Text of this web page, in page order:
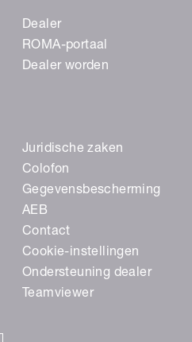
Dealer
ROMA-portaal
Dealer worden
Juridische zaken
Colofon
Gegevensbescherming
AEB
Contact
Cookie-instellingen
Ondersteuning dealer
Teamviewer